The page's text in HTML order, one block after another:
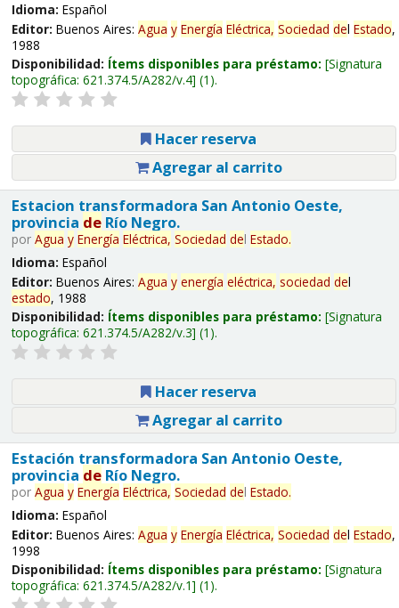
Idioma: Español
Editor: Buenos Aires: Agua y Energía Eléctrica, Sociedad del Estado,
1988
Disponibilidad: Ítems disponibles para préstamo: Signatura
topográfica: 621.374.5/A282/v.4 (1).
Hacer reserva
Agregar al carrito
Estacion transformadora San Antonio Oeste,
provincia deRío Negro.
por Agua y Energía Eléctrica, Sociedad del Estado.
Idioma: Español
Editor: Buenos Aires: Agua y energía eléctrica, sociedad del
estado, 1988
Disponibilidad: Ítems disponibles para préstamo: Signatura
topográfica: 621.374.5/A282/v.3 (1).
Hacer reserva
Agregar al carrito
Estación transformadora San Antonio Oeste,
provincia deRío Negro.
por Agua y Energía Eléctrica, Sociedad del Estado.
Idioma: Español
Editor: Buenos Aires: Agua y Energía Eléctrica, Sociedad del Estado,
1998
Disponibilidad: Ítems disponibles para préstamo: Signatura
topográfica: 621.374.5/A282/v.1 (1).